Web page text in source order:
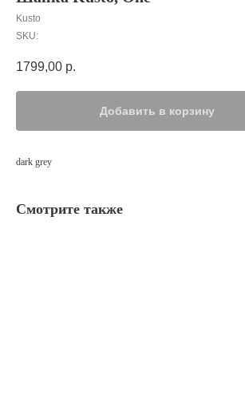
Kusto
SKU:
1799,00 р.
Добавить в корзину
dark grey
Смотрите также